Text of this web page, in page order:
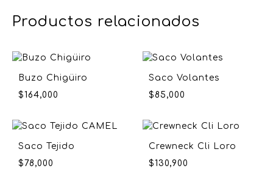
Productos relacionados
Buzo Chigüiro
$164,000
Saco Volantes
$85,000
Saco Tejido
$ 78,000
Crewneck Cli Loro
$130,900